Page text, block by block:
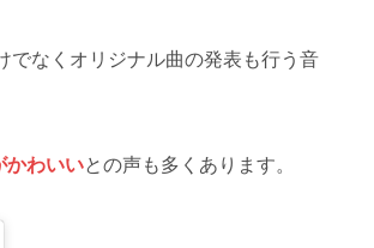
でなくオリジナル曲の発表も行う音
かわいいとの声も多くあります。